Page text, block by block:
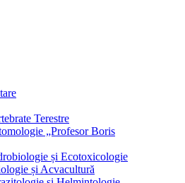
Terestre
„Profesor Boris
și Ecotoxicologie
și Acvacultură